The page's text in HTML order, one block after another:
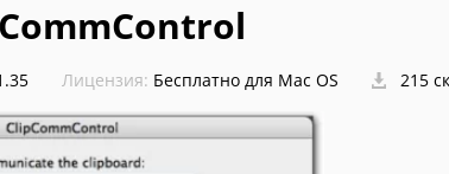
Лицензия: Бесплатно для Mac OS 215